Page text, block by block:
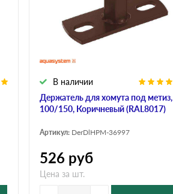
Держатель для хомута под метиз,
100/150, Коричневый (RAL8017)
В наличии
Артикул: DerDlHPM-36997
526 руб
Цена за шт.